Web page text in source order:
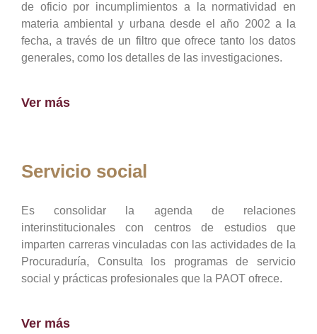
de oficio por incumplimientos a la normatividad en
materia ambiental y urbana desde el año 2002 a la
fecha, a través de un filtro que ofrece tanto los datos
generales, como los detalles de las investigaciones.
Ver más
Servicio social
Es consolidar la agenda de relaciones
interinstitucionales con centros de estudios que
imparten carreras vinculadas con las actividades de la
Procuraduría, Consulta los programas de servicio
social y prácticas profesionales que la PAOT ofrece.
Ver más